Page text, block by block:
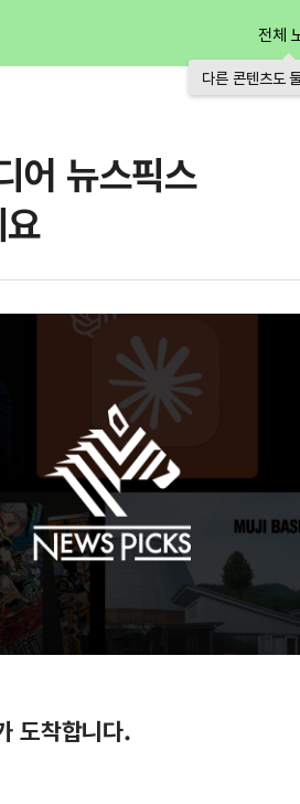
전체
다른 콘텐츠도
어 뉴스픽스
도착합니다.